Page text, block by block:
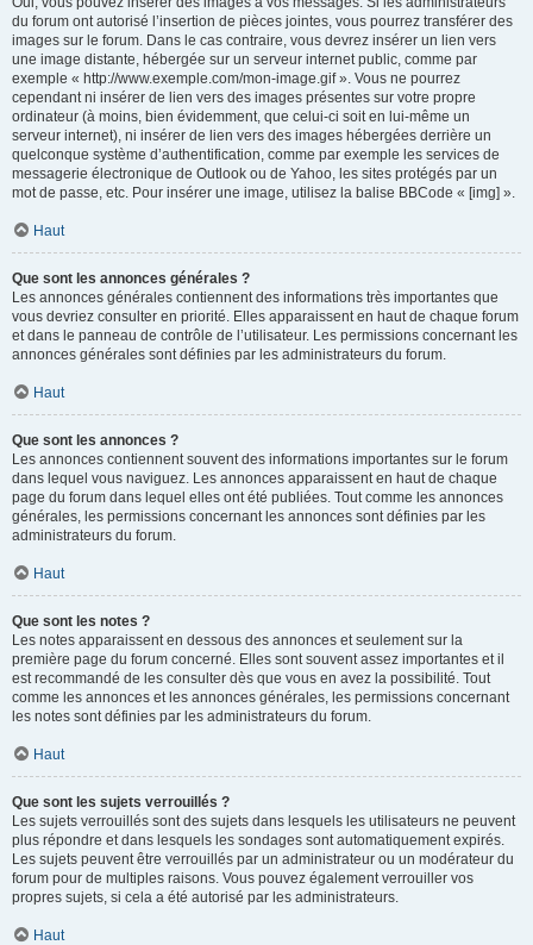
du forum ont autorisé l’insertion de pièces jointes, vous pourrez transférer des
images sur le forum. Dans le cas contraire, vous devrez insérer un lien vers
une image distante, hébergée sur un serveur internet public, comme par
exemple « http://www.exemple.com/mon-image.gif ». Vous ne pourrez
cependant ni insérer de lien vers des images présentes sur votre propre
ordinateur (à moins, bien évidemment, que celui-ci soit en lui-même un
serveur internet), ni insérer de lien vers des images hébergées derrière un
quelconque système d’authentification, comme par exemple les services de
messagerie électronique de Outlook ou de Yahoo, les sites protégés par un
mot de passe, etc. Pour insérer une image, utilisez la balise BBCode « [img] ».
Haut
Que sont les annonces générales ?
Les annonces générales contiennent des informations très importantes que
vous devriez consulter en priorité. Elles apparaissent en haut de chaque forum
et dans le panneau de contrôle de l’utilisateur. Les permissions concernant les
annonces générales sont définies par les administrateurs du forum.
Haut
Que sont les annonces ?
Les annonces contiennent souvent des informations importantes sur le forum
dans lequel vous naviguez. Les annonces apparaissent en haut de chaque
page du forum dans lequel elles ont été publiées. Tout comme les annonces
générales, les permissions concernant les annonces sont définies par les
administrateurs du forum.
Haut
Que sont les notes ?
Les notes apparaissent en dessous des annonces et seulement sur la
première page du forum concerné. Elles sont souvent assez importantes et il
est recommandé de les consulter dès que vous en avez la possibilité. Tout
comme les annonces et les annonces générales, les permissions concernant
les notes sont définies par les administrateurs du forum.
Haut
Que sont les sujets verrouillés ?
Les sujets verrouillés sont des sujets dans lesquels les utilisateurs ne peuvent
plus répondre et dans lesquels les sondages sont automatiquement expirés.
Les sujets peuvent être verrouillés par un administrateur ou un modérateur du
forum pour de multiples raisons. Vous pouvez également verrouiller vos
propres sujets, si cela a été autorisé par les administrateurs.
Haut